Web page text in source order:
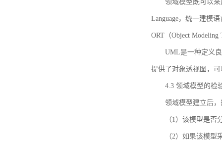
领域模型既可以
Language，统一建模
ORT（Object
UML是一种定义
提供了对象透视图，
4.3 领域模型的检
领域模型建立后
（1）该模型是
（2）如果该模